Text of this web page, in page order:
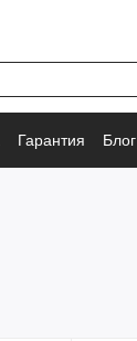
Гарантия Блог